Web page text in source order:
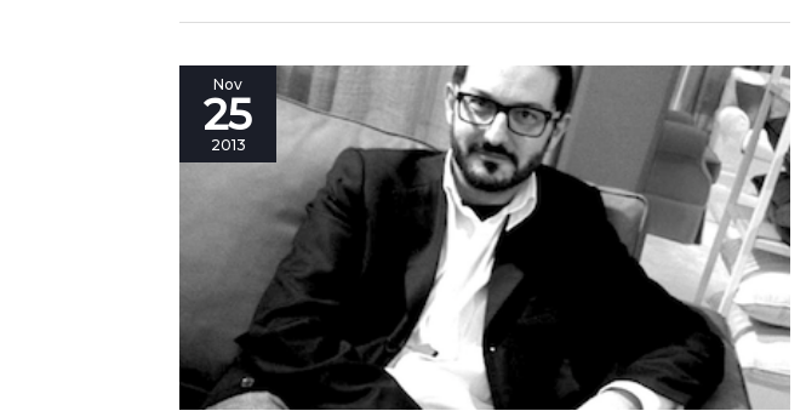
Nov
25
2013
“Anche
Roma
in
dove
arrivare
la
passione